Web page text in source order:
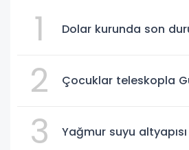
1 Dolar kurunda son
2 Çocuklar teleskopla
3 Yağmur suyu